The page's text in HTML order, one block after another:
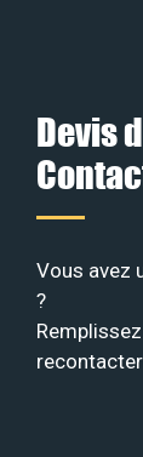
Devis
Vous avez
?